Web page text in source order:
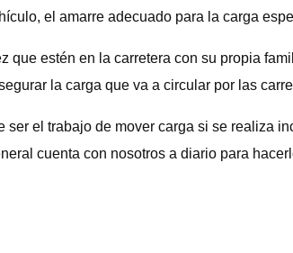
el amarre adecuado para la carga
estén en la carretera con su propia
la carga que va a circular por las
el trabajo de mover carga si se realiza
cuenta con nosotros a diario para